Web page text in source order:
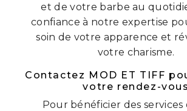
et de votre barbe au
confiance à notre expertise
soin de votre apparence et
votre charisme.
Contactez MOD ET TIFF
votre rendez-vous
Pour bénéficier des